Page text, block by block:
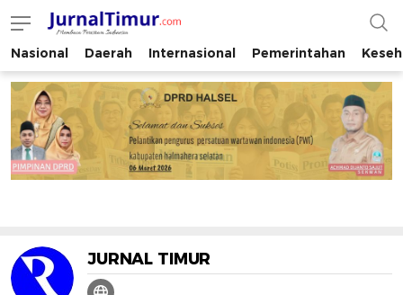
JurnalTimur.com
Membaca Peristiwa Indonesia
Nasional Daerah Internasional Pemerintahan
JURNAL TIMUR